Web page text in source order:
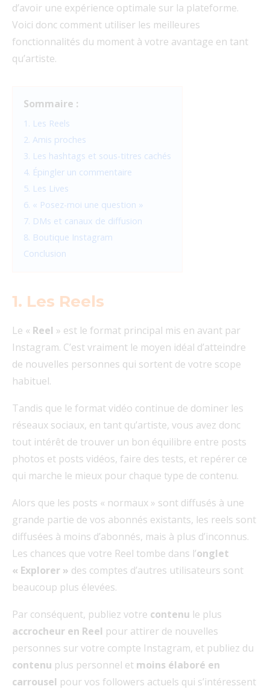
d’avoir une expérience optimale sur la plateforme.
Voici donc comment utiliser les meilleures
fonctionnalités du moment à votre avantage en tant
qu’artiste.
Sommaire :
1. Les Reels
2. Amis proches
3. Les hashtags et sous-titres cachés
4. Épingler un commentaire
5. Les Lives
6. « Posez-moi une question »
7. DMs et canaux de diffusion
8. Boutique Instagram
Conclusion
1. Les Reels
Le « Reel » est le format principal mis en avant par
Instagram. C’est vraiment le moyen idéal d’atteindre
de nouvelles personnes qui sortent de votre scope
habituel.
Tandis que le format vidéo continue de dominer les
réseaux sociaux, en tant qu’artiste, vous avez donc
tout intérêt de trouver un bon équilibre entre posts
photos et posts vidéos, faire des tests, et repérer ce
qui marche le mieux pour chaque type de contenu.
Alors que les posts « normaux » sont diffusés à une
grande partie de vos abonnés existants, les reels sont
diffusées à moins d’abonnés, mais à plus d’inconnus.
Les chances que votre Reel tombe dans l’onglet
« Explorer » des comptes d’autres utilisateurs sont
beaucoup plus élevées.
Par conséquent, publiez votre contenu le plus
accrocheur en Reel pour attirer de nouvelles
personnes sur votre compte Instagram, et publiez du
contenu plus personnel et moins élaboré en
carrousel pour vos followers actuels qui s’intéressent